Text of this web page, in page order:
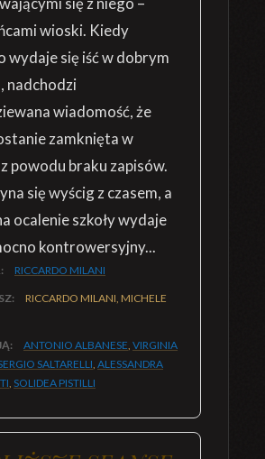
wioski. Kiedy
wydaje się iść w dobrym
nadchodzi
wiadomość, że
zamknięta w
powodu braku zapisów.
się wyścig z czasem, a
ocalenie szkoły wydaje
kontrowersyjny...
RICCARDO MILANI
RICCARDO MILANI, MICHELE
ANTONIO ALBANESE, VIRGINIA
SALTARELLI, ALESSANDRA
, SOLIDEA PISTILLI